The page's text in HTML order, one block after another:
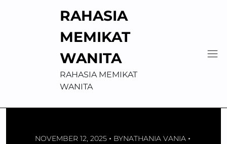
RAHASIA
MEMIKAT
WANITA
RAHASIA MEMIKAT
WANITA
NOVEMBER 12, 2025 BYNATHANIA VANIA